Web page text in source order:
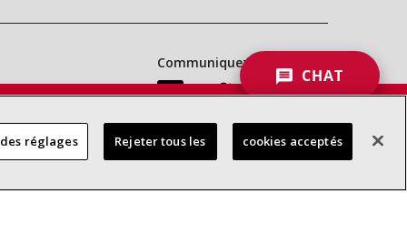
Communiquez avec nous :
CHAT
réglages Rejeter tous les cookies acceptés